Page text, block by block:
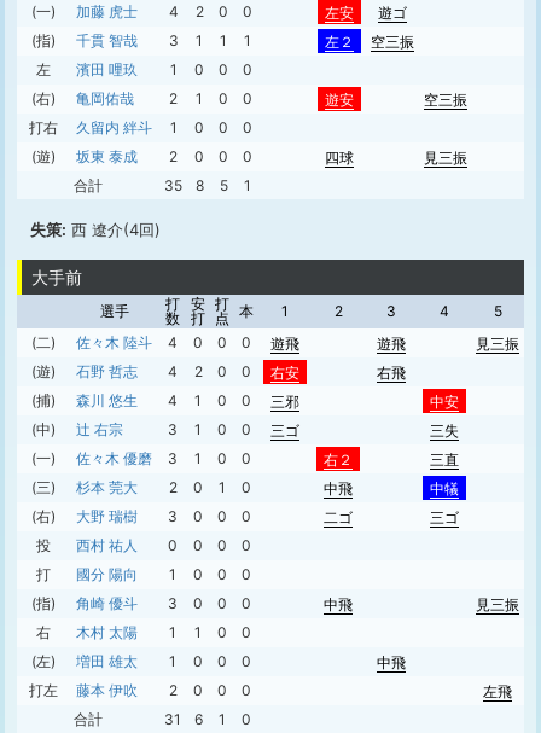
(一)
加藤 虎士 4 2 0 0 左安 遊ゴ
(指)
千貫 智哉 3 1 1 1 左２ 空三振
左
濱田 哩玖 1 0 0
0
(右)
亀岡佑哉 2 1 0 0 遊安 空三振
打右
久留内 絆斗 1 0 0
0
(遊)
坂東 泰成 2 0 0 0 四球 見三振
合計
35 8 5 1
失策: 西 遼介(4回)
大手前
選手
打
数
安
打
打
点 本 1 2 3 4
5
(二)
佐々木 陸斗 4 0 0 0 遊飛 遊飛
見三振
(遊)
石野 哲志 4 2 0 0 右安 右飛
(捕)
森川 悠生 4 1 0 0 三邪 中安
(中)
辻 右宗 3 1 0 0 三ゴ 三失
(一)
佐々木 優磨 3 1 0 0 右２ 三直
(三)
杉本 莞大 2 0 1 0 中飛 中犠
(右)
大野 瑞樹 3 0 0 0 二ゴ 三ゴ
投
西村 祐人 0 0 0
0
打
國分 陽向 1 0 0
0
(指)
角崎 優斗 3 0 0 0 中飛
見三振
右
木村 太陽 1 1 0
0
(左)
増田 雄太 1 0 0 0
中飛
打左
藤本 伊吹 2 0 0 0
左飛
合計
31 6 1 0